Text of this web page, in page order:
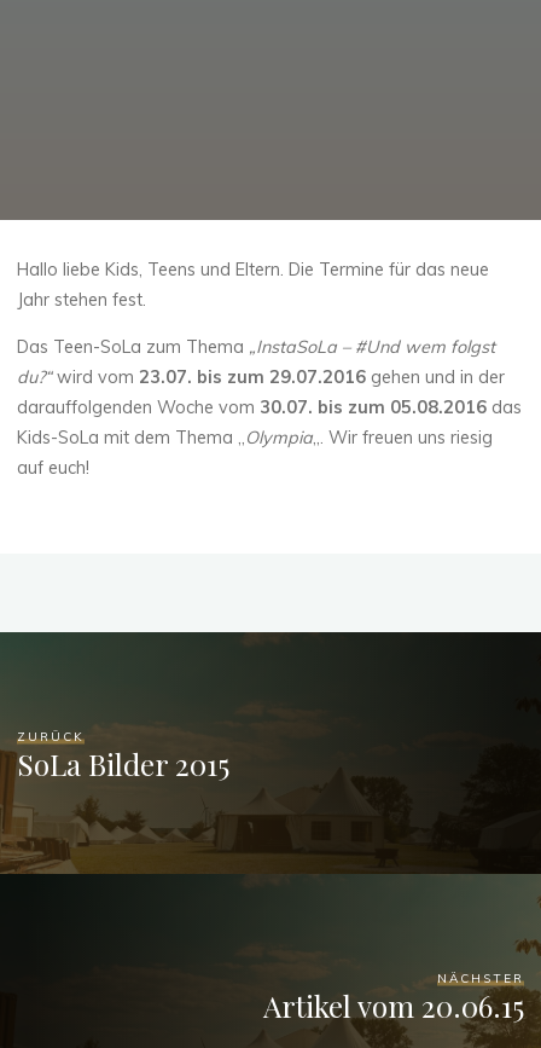
Hallo liebe Kids, Teens und Eltern. Die Termine für das neue
Jahr stehen fest.
Das Teen-SoLa zum Thema „InstaSoLa – #Und wem folgst
du?“wird vom 23.07. bis zum 29.07.2016 gehen und in der
darauffolgenden Woche vom 30.07. bis zum 05.08.2016 das
Kids-SoLa mit dem Thema „Olympia„. Wir freuen uns riesig
auf euch!
ZURÜCK
SoLa Bilder 2015
NÄCHSTER
Artikel vom 20.06.15